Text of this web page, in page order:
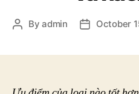
PostByadmin
PostOctober